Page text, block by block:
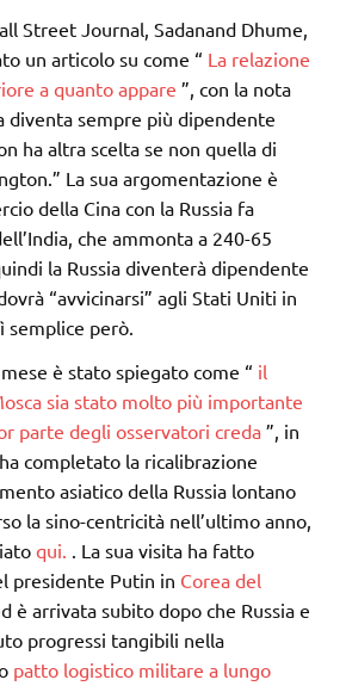
Street Journal, Sadanand Dhume,
un articolo su come “ La relazione
a quanto appare ”, con la nota
diventa sempre più dipendente
ha altra scelta se non quella di
La sua argomentazione è
della Cina con la Russia fa
che ammonta a 240-65
la Russia diventerà dipendente
“avvicinarsi” agli Stati Uniti in
semplice però.
è stato spiegato come “ il
sia stato molto più importante
parte degli osservatori creda ”, in
completato la ricalibrazione
asiatico della Russia lontano
la sino-centricità nell’ultimo anno,
qui. . La sua visita ha fatto
presidente Putin in Corea del
è arrivata subito dopo che Russia e
progressi tangibili nella
patto logistico militare a lungo